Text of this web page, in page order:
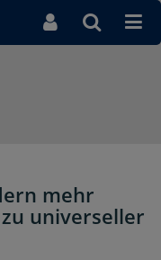
mehr
universeller